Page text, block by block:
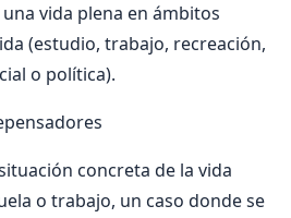
vida plena en ámbitos
(estudio, trabajo, recreación,
o política).
concreta de la vida
o trabajo, un caso donde se